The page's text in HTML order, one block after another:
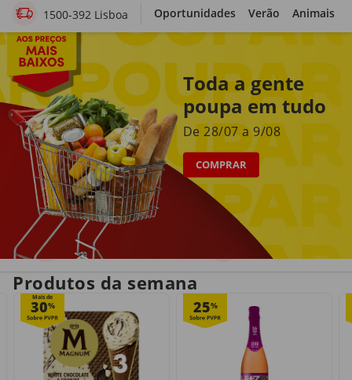
1500-392 Lisboa Oportunidades Verão Animais
Toda a gente
poupa em tudo
De 28/07 a 9/08
COMPRAR
Entrega em casa
no próprio dia
Recolha grátis
com o Click&Go
Produtos da semana
Mais de
30% 25%